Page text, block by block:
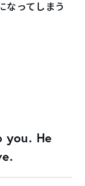
なってしまう
you. He